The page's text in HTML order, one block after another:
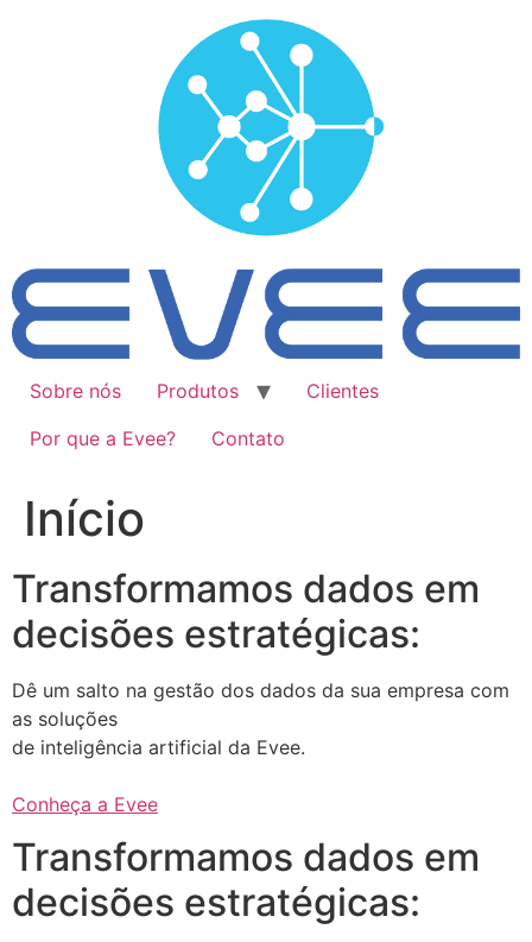
Sobre nós Produtos
Clientes
Por que a Evee?
Contato
Início
Transformamos dados em
decisões estratégicas:
Dê um salto na gestão dos dados da sua empresa com
as soluções
de inteligência artificial da Evee.
Conheça a Evee
Transformamos dados em
decisões estratégicas: